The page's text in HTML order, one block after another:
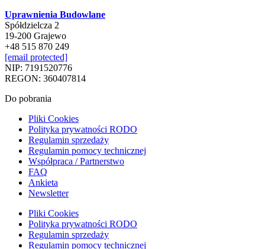
Uprawnienia Budowlane
Spółdzielcza 2
19-200 Grajewo
+48 515 870 249
[email protected]
NIP: 7191520776
REGON: 360407814
Do pobrania
Pliki Cookies
Polityka prywatności RODO
Regulamin sprzedaży
Regulamin pomocy technicznej
Współpraca / Partnerstwo
FAQ
Ankieta
Newsletter
Pliki Cookies
Polityka prywatności RODO
Regulamin sprzedaży
Regulamin pomocy technicznej